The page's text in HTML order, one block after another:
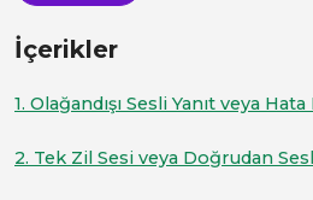
İçerikler
1. Olağandışı Sesli Yanıt veya
2. Tek Zil Sesi veya Doğrudan